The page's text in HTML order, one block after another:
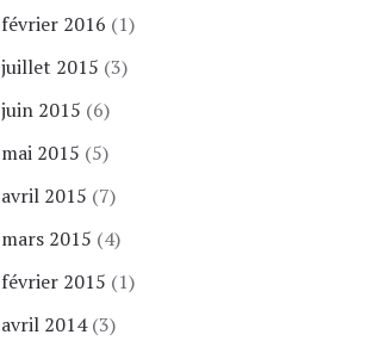
février 2016 (1)
juillet 2015 (3)
juin 2015 (6)
mai 2015 (5)
avril 2015 (7)
mars 2015 (4)
février 2015 (1)
avril 2014(3)